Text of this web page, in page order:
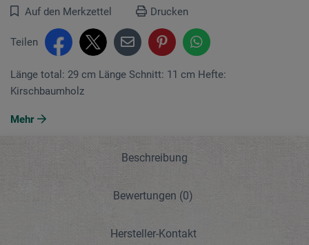
Auf den Merkzettel Drucken
Teilen
Länge total: 29 cm Länge Schnitt: 11 cm Hefte:
Kirschbaumholz
Mehr
Beschreibung
Bewertungen (0)
Hersteller-Kontakt